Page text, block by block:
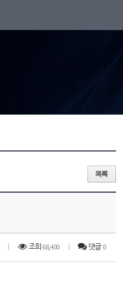
조회68,400 댓글0